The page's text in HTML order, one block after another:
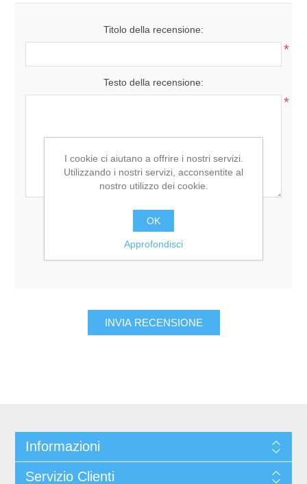
Titolo della recensione:
*
Testo della recensione:
*
Valutazione:
Eccellente
Informazioni
Servizio Clienti
I cookie ci aiutano a offrire i nostri servizi.
Utilizzando i nostri servizi, acconsentite al
nostro utilizzo dei cookie.
OK
Approfondisci